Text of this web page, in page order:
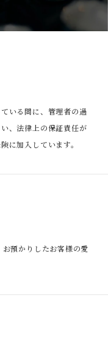
いる間に、管理者の過
、法律上の保証責任が
に加入しています。
預かりしたお客様の愛